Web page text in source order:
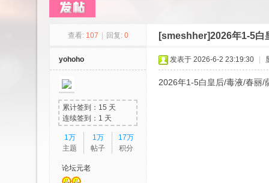
1299884330
查看: 107 回复: 0 [smeshher]2026年1-5白
yohoho
累计签到：15 天
连续签到：1 天
1万
主题
1万
帖子
17万
积分
论坛元老
发表于 2026-6-2 23:19:30
2026年1-5白皇后/毒液/春丽/